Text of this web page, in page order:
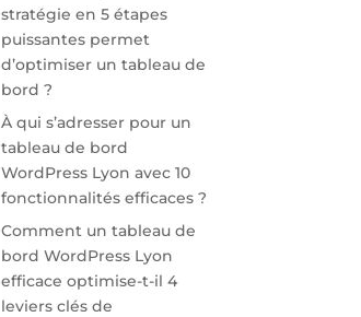
stratégie en 5 étapes
puissantes permet
d’optimiser un tableau de
bord ?
À qui s’adresser pour un
tableau de bord
WordPress Lyon avec 10
fonctionnalités efficaces ?
Comment un tableau de
bord WordPress Lyon
efficace optimise-t-il 4
leviers clés de